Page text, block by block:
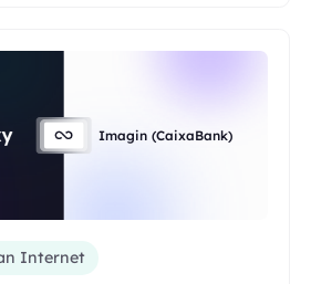
Imagin (CaixaBank)
Internet